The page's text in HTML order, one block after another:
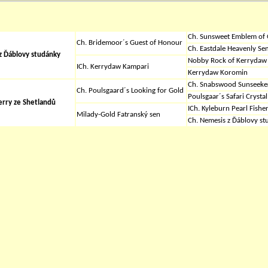
Ďáblovy studánky
Ch. Bridemoor´s Guest of Honour
Ch. Sunsweet Emblem of
Ch. Eastdale Heavenly
ICh. Kerrydaw Kampari
Nobby Rock of Kerrydaw
Kerrydaw Koromin
ze Shetlandů
Ch. Poulsgaard´s Looking for Gold
Ch. Snabswood
Poulsgaar´s Safari Crystal
Milady-Gold Fatranský sen
ICh. Kyleburn Pearl Fisher
Ch. Nemesis z Ďáblovy